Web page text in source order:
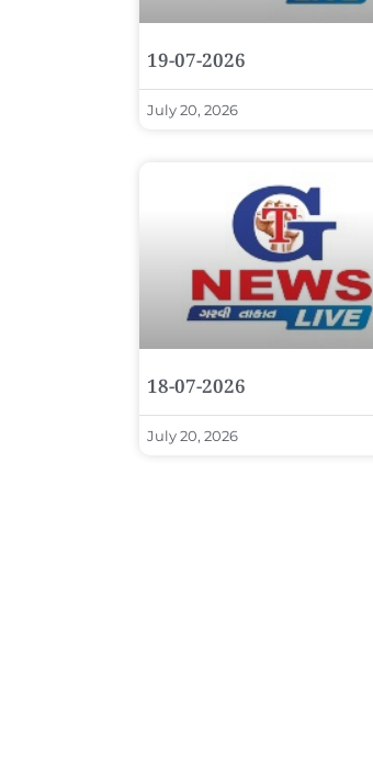
19-07-2026
July 20, 2026
18-07-2026
July 20, 2026